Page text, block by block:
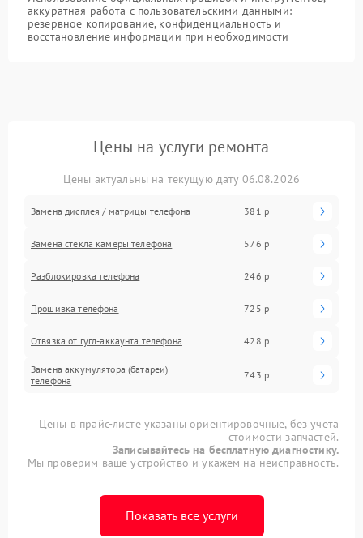
аккуратная работа с пользовательскими данными:
резервное копирование, конфиденциальность и
восстановление информации при необходимости
Цены на услуги ремонта
Цены актуальны на текущую дату 06.08.2026
Замена дисплея / матрицы телефона 381 р
Замена стекла камеры телефона 576 р
Разблокировка телефона 246 р
Прошивка телефона 725 р
Отвязка от гугл-аккаунта телефона 428 р
Замена аккумулятора (батареи)
телефона
743 р
Цены в прайс-листе указаны ориентировочные, без учета
стоимости запчастей.
Записывайтесь на бесплатную диагностику.
Мы проверим ваше устройство и укажем на неисправность.
Показать все услуги